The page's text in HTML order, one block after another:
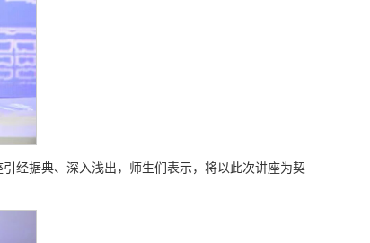
经据典、深入浅出，师生们表示，将以此次讲座为契